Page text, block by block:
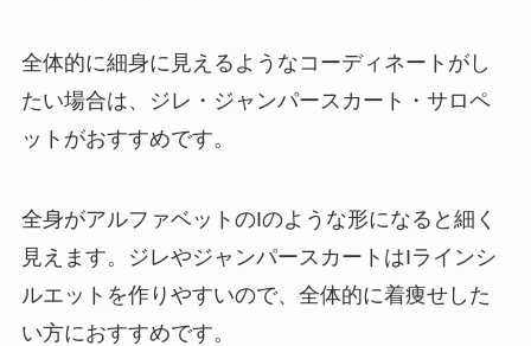
全体的に細身に見えるようなコーディネートがし
たい場合は、ジレ・ジャンパースカート・サロペ
ットがおすすめです。
全身がアルファベットのIのような形になると細く
見えます。ジレやジャンパースカートはIラインシ
ルエットを作りやすいので、全体的に着痩せした
い方におすすめです。